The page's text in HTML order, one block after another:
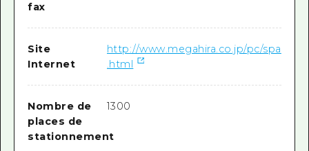
fax
Site
Internet
http://www.megahira.co.jp/pc/spa
.html
Nombre de
places de
stationnement
1300